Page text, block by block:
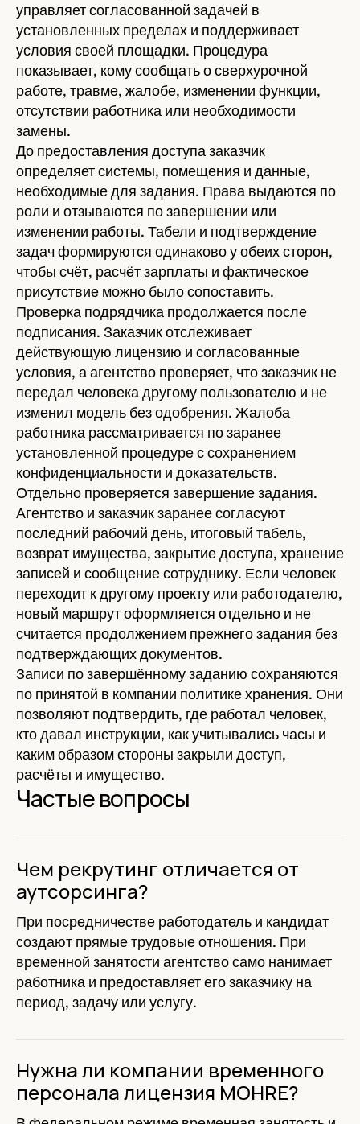
управляет согласованной задачей в
установленных пределах и поддерживает
условия своей площадки. Процедура
показывает, кому сообщать о сверхурочной
работе, травме, жалобе, изменении функции,
отсутствии работника или необходимости
замены.
До предоставления доступа заказчик
определяет системы, помещения и данные,
необходимые для задания. Права выдаются по
роли и отзываются по завершении или
изменении работы. Табели и подтверждение
задач формируются одинаково у обеих сторон,
чтобы счёт, расчёт зарплаты и фактическое
присутствие можно было сопоставить.
Проверка подрядчика продолжается после
подписания. Заказчик отслеживает
действующую лицензию и согласованные
условия, а агентство проверяет, что заказчик не
передал человека другому пользователю и не
изменил модель без одобрения. Жалоба
работника рассматривается по заранее
установленной процедуре с сохранением
конфиденциальности и доказательств.
Отдельно проверяется завершение задания.
Агентство и заказчик заранее согласуют
последний рабочий день, итоговый табель,
возврат имущества, закрытие доступа, хранение
записей и сообщение сотруднику. Если человек
переходит к другому проекту или работодателю,
новый маршрут оформляется отдельно и не
считается продолжением прежнего задания без
подтверждающих документов.
Записи по завершённому заданию сохраняются
по принятой в компании политике хранения. Они
позволяют подтвердить, где работал человек,
кто давал инструкции, как учитывались часы и
каким образом стороны закрыли доступ,
расчёты и имущество.
Частые вопросы
Чем рекрутинг отличается от
аутсорсинга?
При посредничестве работодатель и кандидат
создают прямые трудовые отношения. При
временной занятости агентство само нанимает
работника и предоставляет его заказчику на
период, задачу или услугу.
Нужна ли компании временного
персонала лицензия MOHRE?